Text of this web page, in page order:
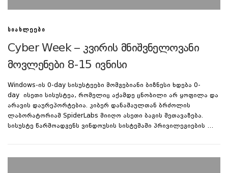
ᲡᲘᲐᲮᲚᲔᲔᲑᲘ
Cyber Week – კვირის მნიშვნელოვანი
მოვლენები 8-15 ივნისი
Windows-ის 0-day სისუსტეები მომგებიანი ბიზნესი ხდება 0-
day ისეთი სისუსტეა, რომელიც აქამდე ცნობილი არ ყოფილა და
არავის დაურეპორტებია. კიბერ დანაშაულთან ბრძოლის
ლაბორატორიამ SpiderLabs მიიღო ასეთი ბაგის შეთავაზება.
სისუსტე წარმოადგენს ვინდოუსის სისტემაში პრივილეგიების …